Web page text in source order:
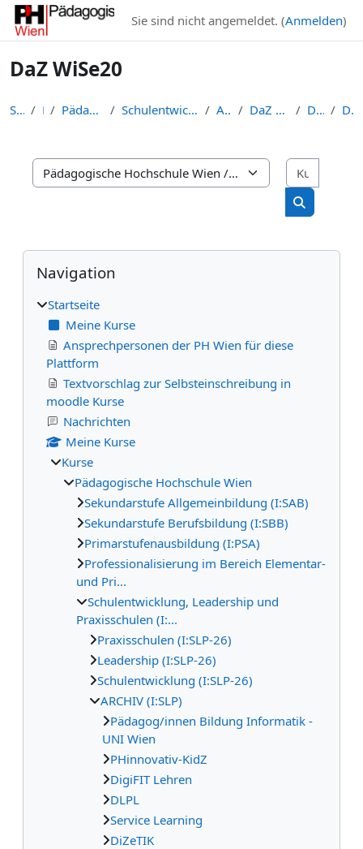
Zum Hauptinhalt
Sie sind nicht angemeldet. (Anmelden)
DaZ WiSe20
Startseite Kurse Pädagogische Hochschule Wien Schulentwicklung, Leadership und Praxisschulen (I:... ARCHIV (I:SLP) DaZ Deutsch als Zweitsprache DaZ Lehrgänge DaZ WiSe20
Kursbereiche
Kurse
Blöcke
Navigation überspringen
Navigation
Startseite
Meine Kurse
Ansprechpersonen der PH Wien für diese
Plattform
Textvorschlag zur Selbsteinschreibung in
moodle Kurse
Nachrichten
Meine Kurse
Kurse
Pädagogische Hochschule Wien
Sekundarstufe Allgemeinbildung (I:SAB)
Sekundarstufe Berufsbildung (I:SBB)
Primarstufenausbildung (I:PSA)
Professionalisierung im Bereich Elementar-
und Pri...
Schulentwicklung, Leadership und
Praxisschulen (I:...
Praxisschulen (I:SLP-26)
Leadership (I:SLP-26)
Schulentwicklung (I:SLP-26)
ARCHIV (I:SLP)
Pädagog/innen Bildung Informatik -
UNI Wien
PHinnovativ-KidZ
DigiFIT Lehren
DLPL
Service Learning
DiZeTIK